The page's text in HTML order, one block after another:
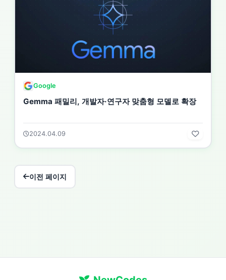
Google
Gemma 패밀리, 개발자·연구자 맞춤형 모델로 확장
2024.04.09
이전 페이지